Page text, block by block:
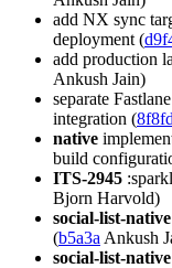
add NX sync
deployment (
add production
Ankush Jain)
separate
integration (8f8fd
native
build
ITS-2945
Bjorn Harvold)
social-list-native
(b5a3a Ankush
social-list-native